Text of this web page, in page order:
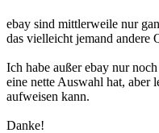
ebay sind mittlerweile nur
das vielleicht jemand andere
Ich habe außer ebay nur
eine nette Auswahl hat, aber
aufweisen kann.
Danke!